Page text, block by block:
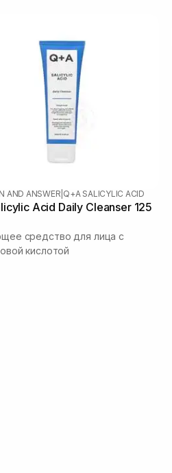
AND ANSWER Q+A SALICYLIC ACID
Acid Daily Cleanser 125
средство для лица с
кислотой